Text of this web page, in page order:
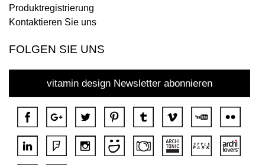
Produktregistrierung
Kontaktieren Sie uns
FOLGEN SIE UNS
vitamin design Newsletter abonnieren